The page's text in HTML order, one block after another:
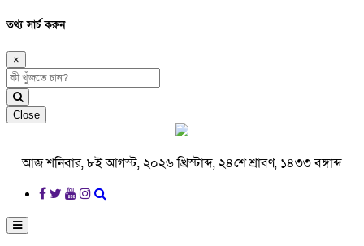
তথ্য সার্চ করুন
×
Close
আজ শনিবার, ৮ই আগস্ট, ২০২৬ খ্রিস্টাব্দ, ২৪শে শ্রাবণ, ১৪৩৩ বঙ্গাব্দ